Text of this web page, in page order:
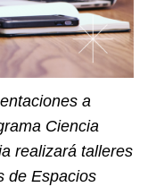
a
Ciencia
realizará talleres
de Espacios